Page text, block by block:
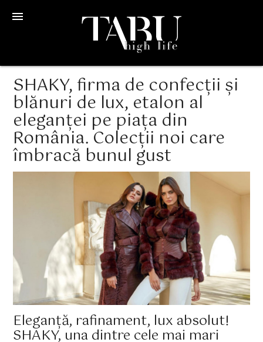
menu
SHAKY, firma de confecții și
blănuri de lux, etalon al
eleganței pe piața din
România. Colecții noi care
îmbracă bunul gust
Eleganță, rafinament, lux absolut!
SHAKY, una dintre cele mai mari